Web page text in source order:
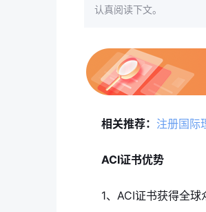
认真阅读下文。
相关推荐： 注册国际
ACI证书优势
1、ACI证书获得全